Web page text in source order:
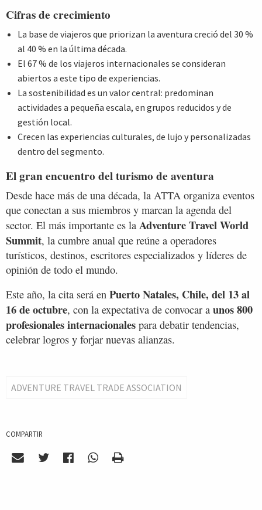
Cifras de crecimiento
La base de viajeros que priorizan la aventura creció del 30 %
al 40 % en la última década.
El 67 % de los viajeros internacionales se consideran
abiertos a este tipo de experiencias.
La sostenibilidad es un valor central: predominan
actividades a pequeña escala, en grupos reducidos y de
gestión local.
Crecen las experiencias culturales, de lujo y personalizadas
dentro del segmento.
El gran encuentro del turismo de aventura
Desde hace más de una década, la ATTA organiza eventos
que conectan a sus miembros y marcan la agenda del
sector. El más importante es la Adventure Travel World
Summit, la cumbre anual que reúne a operadores
turísticos, destinos, escritores especializados y líderes de
opinión de todo el mundo.
Este año, la cita será en Puerto Natales, Chile, del 13 al
16 de octubre, con la expectativa de convocar a unos 800
profesionales internacionales para debatir tendencias,
celebrar logros y forjar nuevas alianzas.
ADVENTURE TRAVEL TRADE ASSOCIATION
COMPARTIR